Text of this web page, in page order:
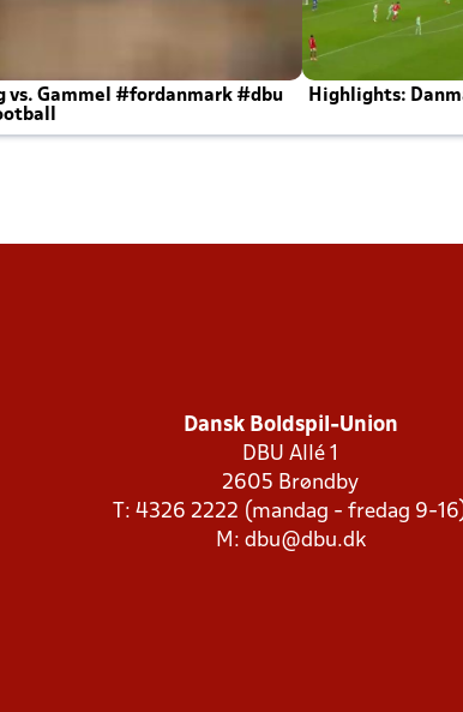
vs. Gammel #fordanmark #dbu
Highlights:
Dansk Boldspil-Union
DBU Allé 1
2605 Brøndby
T: 4326 2222 (mandag - fredag 9-
M: dbu@dbu.dk